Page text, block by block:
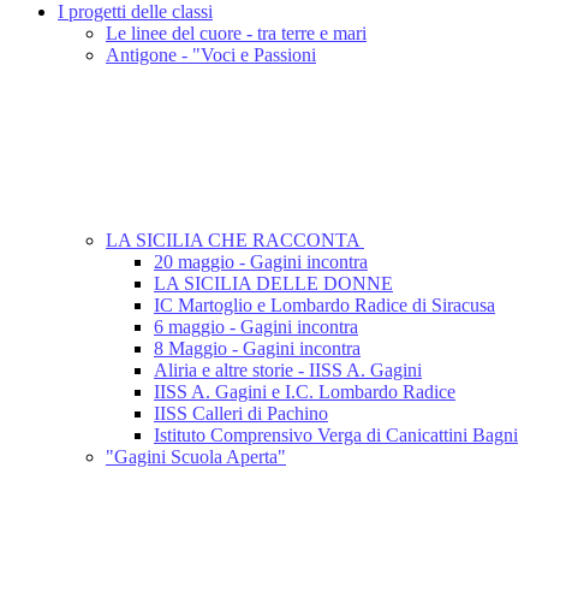
I progetti delle classi
Le linee del cuore - tra terre e mari
Antigone - "Voci e Passioni
LA SICILIA CHE RACCONTA
20 maggio - Gagini incontra
LA SICILIA DELLE DONNE
IC Martoglio e Lombardo Radice di Siracusa
6 maggio - Gagini incontra
8 Maggio - Gagini incontra
Aliria e altre storie - IISS A. Gagini
IISS A. Gagini e I.C. Lombardo Radice
IISS Calleri di Pachino
Istituto Comprensivo Verga di Canicattini Bagni
"Gagini Scuola Aperta"